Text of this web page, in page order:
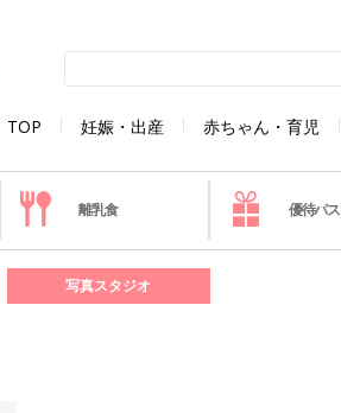
TOP 妊娠・出産 赤ちゃん・育児
離乳食 優待パス
写真スタジオ